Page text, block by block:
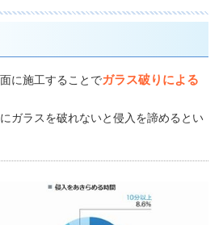
に施工することでガラス破りによる
ガラスを破れないと侵入を諦めるとい